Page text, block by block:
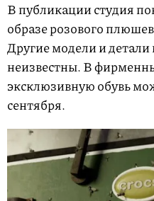
В публикации студия
образе розового
Другие модели и
неизвестны. В
эксклюзивную обувь
сентября.